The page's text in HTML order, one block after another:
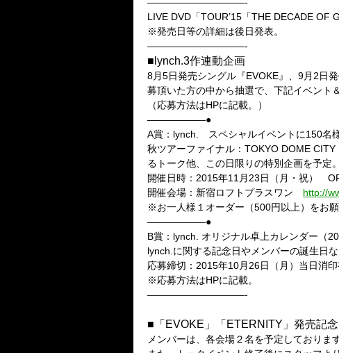
LIVE DVD「TOUR’15「THE DECADE OF
※発売日等の詳細は後日発表。
——————————-
■lynch.3作連動企画
8月5日発売シングル『EVOKE』、9月2日
募頂いた方の中から抽選で、下記イベント
（応募方法はHPに記載。）
——————●
A賞：lynch. スペシャルイベントに150名
秋ツアーファイナル：TOKYO DOME
るトーク他、この日限りの特別企画を予定。
開催日時：2015年11月23日（月・祝）
開催会場：新宿ロフトプラスワン http://
※お一人様１オーダー（500円以上）をお願
——————●
B賞：lynch. オリジナル卓上カレンダー（
lynch.に関する記念日やメンバーの誕生日
応募締切：2015年10月26日（月）当日消印
※応募方法はHPに記載。
——————————-
■「EVOKE」「ETERNITY」発売記
メンバーは、各会場２名を予定しておりま